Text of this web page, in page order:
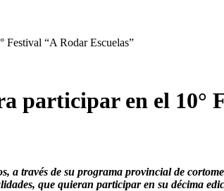
Festival “A Rodar Escuelas”
participar en el 10°
a través de su programa provincial de
que quieran participar en su décima